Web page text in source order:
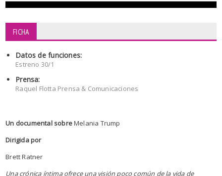
FICHA
Datos de funciones:
Estreno 30/1
Prensa:
Raquel Flotta Prensa & Comunicaciones
Un documental sobreMelania Trump
Dirigida por
Brett Ratner
Una crónica íntima ofrece una visión poco común de la vida de